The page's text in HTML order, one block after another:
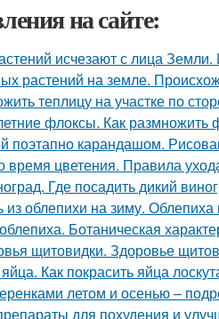
на сайте:
исчезают с лица
растений на земле.
теплицу на участке по
флоксы. Как размножить
поэтапно карандашом.
время цветения. Правила
Где посадить дикий
из облепихи на зиму.
Ботаническая
щитовидки. Здоровье
Как покрасить яйца
летом и осенью –
для похудения и